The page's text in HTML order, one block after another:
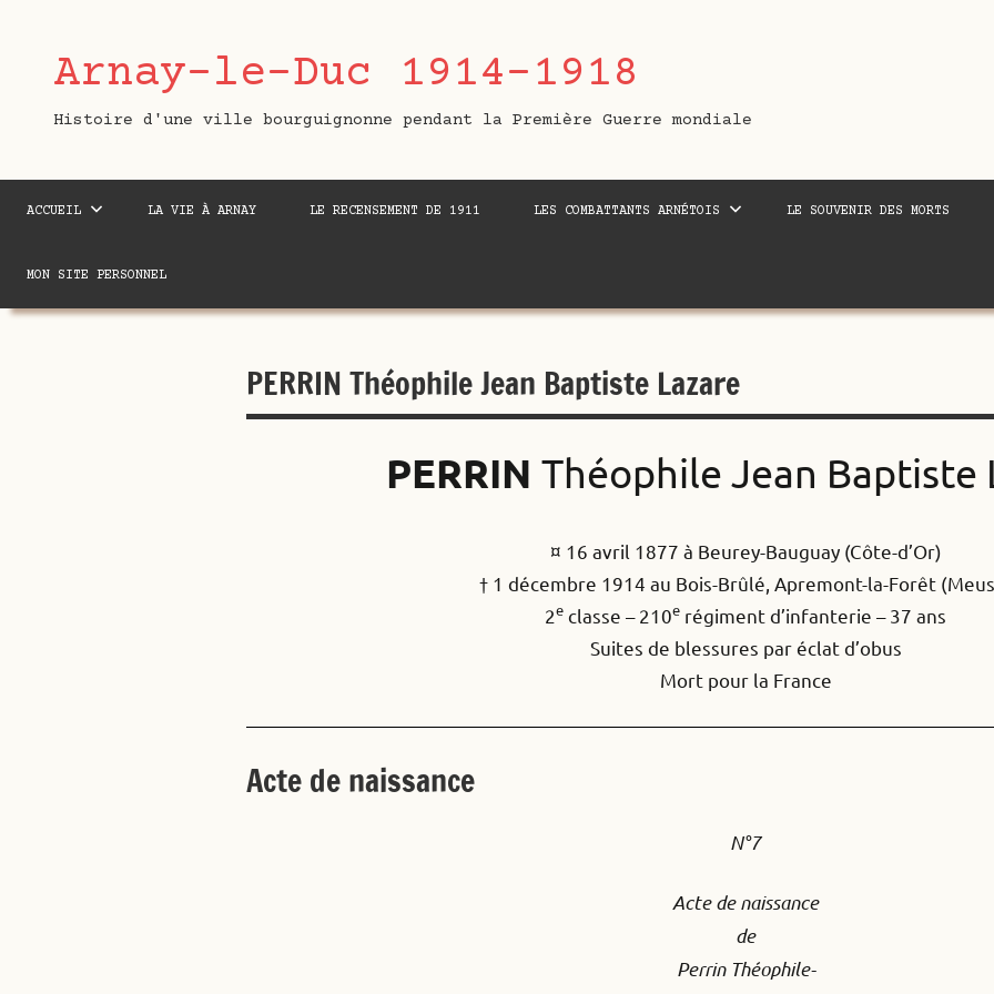
contenuArnay-le-Duc 1914-1918
Histoire d'une ville bourguignonne pendant la Première Guerre mondiale
ACCUEIL LA VIE À ARNAY LE RECENSEMENT DE 1911 LES COMBATTANTS ARNÉTOIS LE SOUVENIR DES MORTS
MON SITE PERSONNEL
PERRIN Théophile Jean Baptiste Lazare
PERRIN Théophile Jean Baptiste
¤ 16 avril 1877 à Beurey-Bauguay (Côte-d’Or)
† 1 décembre 1914 au Bois-Brûlé, Apremont-la-Forêt
2e classe – 210e régiment d’infanterie – 37 ans
Suites de blessures par éclat d’obus
Mort pour la France
Acte de naissance
N°7
Acte de naissance
de
Perrin Théophile-